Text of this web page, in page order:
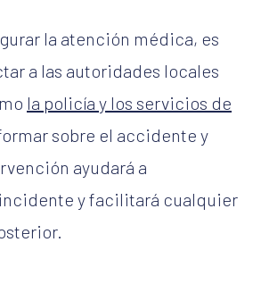
la atención médica, es
a las autoridades locales
la policía y los servicios de
sobre el accidente y
ayudará a
y facilitará cualquier